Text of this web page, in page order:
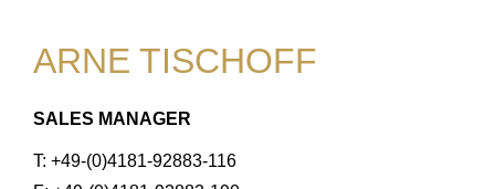
ARNE TISCHOFF
SALES MANAGER
T: +49-(0)4181-92883-116